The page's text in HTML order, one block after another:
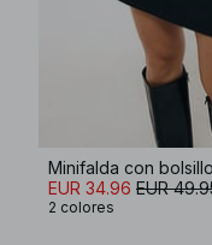
Minifalda con
EUR 34.96 EUR
2 colores